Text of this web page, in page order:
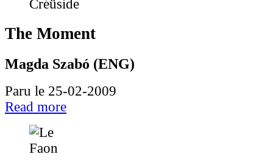
The Moment
Magda Szabó (ENG)
Paru le 25-02-2009
Read more